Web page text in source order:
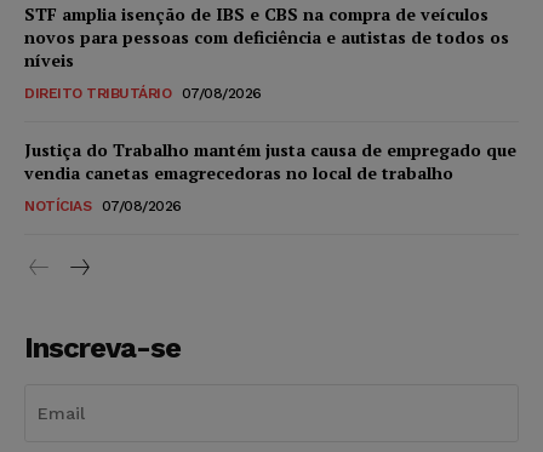
STF amplia isenção de IBS e CBS na compra de veículos
novos para pessoas com deficiência e autistas de todos os
níveis
DIREITO TRIBUTÁRIO 07/08/2026
Justiça do Trabalho mantém justa causa de empregado que
vendia canetas emagrecedoras no local de trabalho
NOTÍCIAS 07/08/2026
Inscreva-se